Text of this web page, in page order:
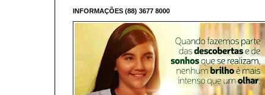
INFORMAÇÕES (88) 3677 8000